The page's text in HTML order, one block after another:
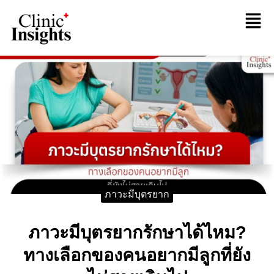
ภาวะมีบุตรยาก
ภาวะมีบุตรยากรักษาได้ไหม?
ทางเลือกของคนอยากมีลูกที่ยัง